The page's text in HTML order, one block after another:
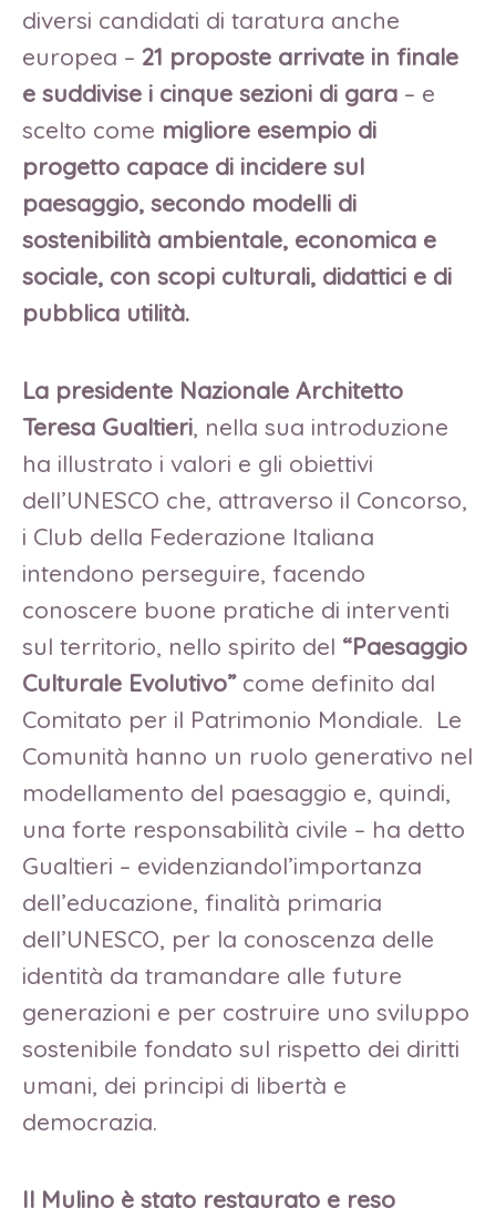
diversi candidati di taratura anche
europea – 21 proposte arrivate in finale
e suddivise i cinque sezioni di gara – e
scelto come migliore esempio di
progetto capace di incidere sul
paesaggio, secondo modelli di
sostenibilità ambientale, economica e
sociale, con scopi culturali, didattici e di
pubblica utilità.
La presidente Nazionale Architetto
Teresa Gualtieri, nella sua introduzione
ha illustrato i valori e gli obiettivi
dell’UNESCO che, attraverso il Concorso,
i Club della Federazione Italiana
intendono perseguire, facendo
conoscere buone pratiche di interventi
sul territorio, nello spirito del “Paesaggio
Culturale Evolutivo”come definito dal
Comitato per il Patrimonio Mondiale. Le
Comunità hanno un ruolo generativo nel
modellamento del paesaggio e, quindi,
una forte responsabilità civile – ha detto
Gualtieri – evidenziandol’importanza
dell’educazione, finalità primaria
dell’UNESCO, per la conoscenza delle
identità da tramandare alle future
generazioni e per costruire uno sviluppo
sostenibile fondato sul rispetto dei diritti
umani, dei principi di libertà e
democrazia.
Il Mulino è stato restaurato e reso